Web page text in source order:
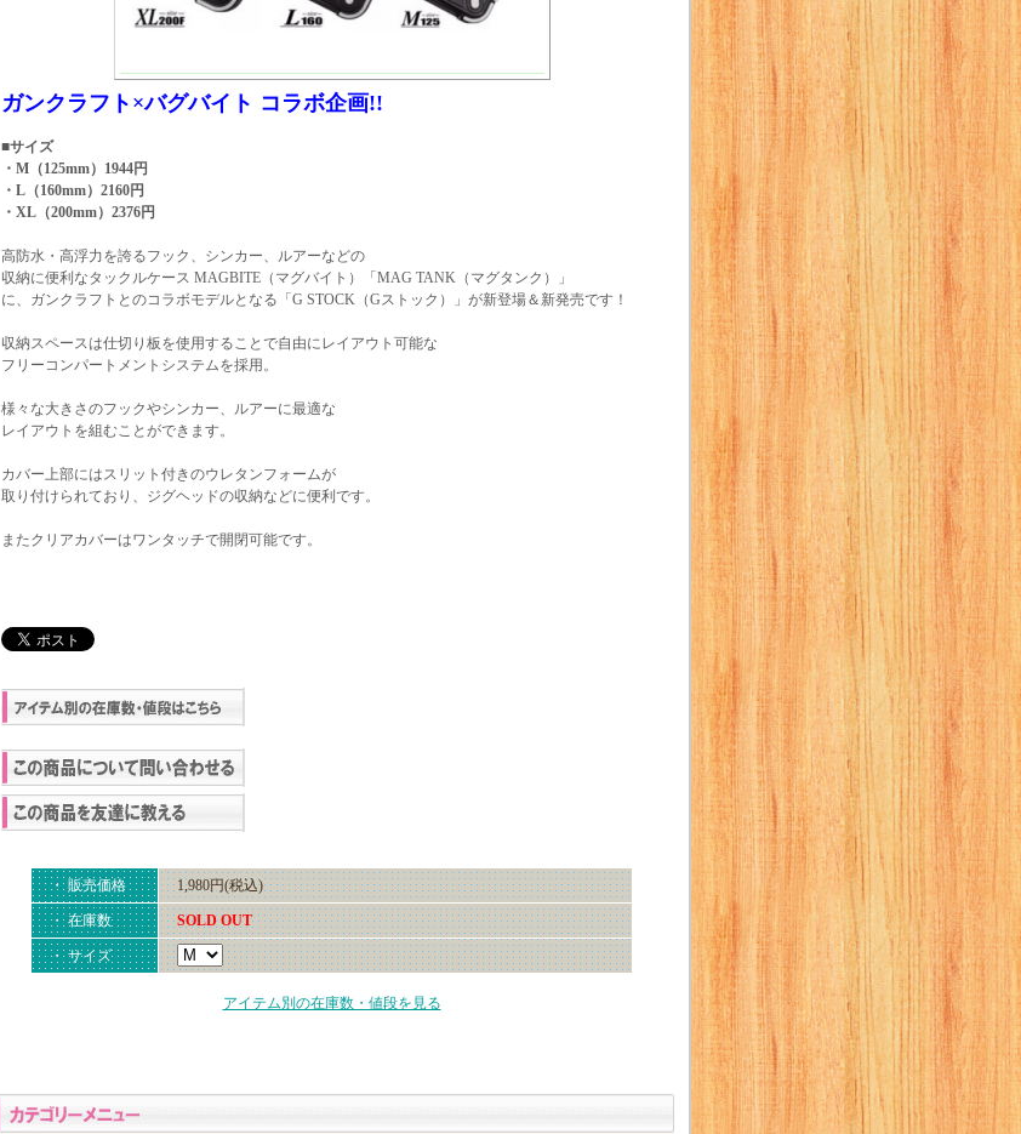
ガンクラフト×バグバイト コラボ企画!!
■サイズ
・M（125mm）1944円
・L（160mm）2160円
・XL（200mm）2376円
高防水・高浮力を誇るフック、シンカー、ルアーなどの
収納に便利なタックルケース MAGBITE（マグバイト）「MAG TANK（マグタンク）」
に、ガンクラフトとのコラボモデルとなる「G STOCK（Gストック）」が新登場＆新発売です！
収納スペースは仕切り板を使用することで自由にレイアウト可能な
フリーコンパートメントシステムを採用。
様々な大きさのフックやシンカー、ルアーに最適な
レイアウトを組むことができます。
カバー上部にはスリット付きのウレタンフォームが
取り付けられており、ジグヘッドの収納などに便利です。
またクリアカバーはワンタッチで開閉可能です。
・ 販売価格 1,980円(税込)
・ 在庫数 SOLD OUT
・ サイズ
アイテム別の在庫数・値段を見る